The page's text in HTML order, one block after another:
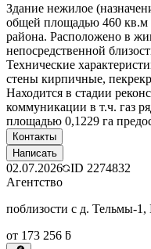
Здание нежилое
общей площадью 460 кв.м
района. Расположено в
непосредственной
Технические
стены кирпичные,
Находится в стадии
коммуникации в т.ч. газ
площадью 0,1229 га
Контакты
Написать
02.07.2026 ID 2274832
Агентство
поблизости с д. Тельмы-1,
от 173 256 ƃ